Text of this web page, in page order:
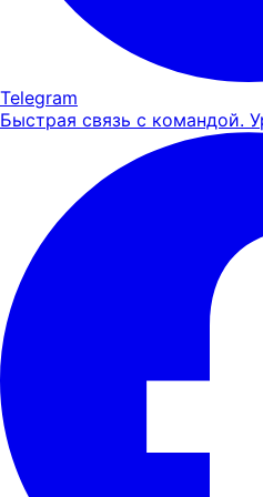
Telegram
Быстрая связь с командой.